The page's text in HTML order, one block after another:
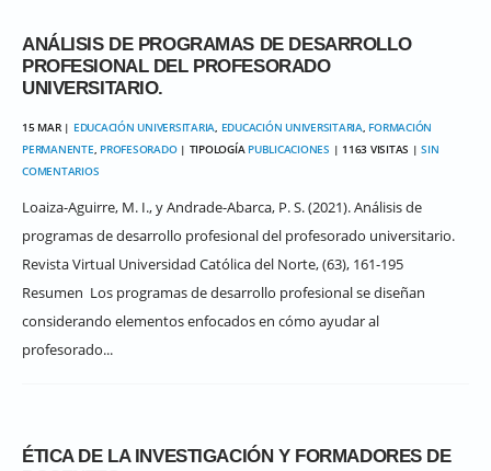
ANÁLISIS DE PROGRAMAS DE DESARROLLO
PROFESIONAL DEL PROFESORADO
UNIVERSITARIO.
15 MAR | EDUCACIÓN UNIVERSITARIA, EDUCACIÓN UNIVERSITARIA, FORMACIÓN
PERMANENTE, PROFESORADO| TIPOLOGÍA PUBLICACIONES | 1163 VISITAS |SIN
COMENTARIOS
Loaiza-Aguirre, M. I., y Andrade-Abarca, P. S. (2021). Análisis de
programas de desarrollo profesional del profesorado universitario.
Revista Virtual Universidad Católica del Norte, (63), 161-195
Resumen Los programas de desarrollo profesional se diseñan
considerando elementos enfocados en cómo ayudar al
profesorado...
ÉTICA DE LA INVESTIGACIÓN Y FORMADORES DE